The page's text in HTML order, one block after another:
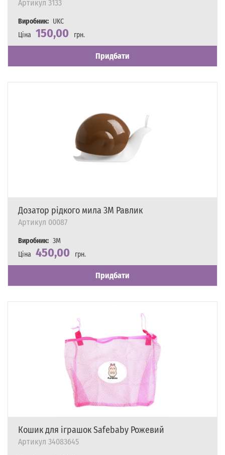
Артикул 3133
Виробник: UKC
Ціна 150,00
грн.
Наявність
Є в наявності
Придбати
Дозатор рідкого мила 3M Равлик
Артикул 00087
Виробник: 3M
Ціна 450,00
грн.
Наявність
Є в наявності
Придбати
Кошик для іграшок Safebaby Рожевий
Артикул 34083645